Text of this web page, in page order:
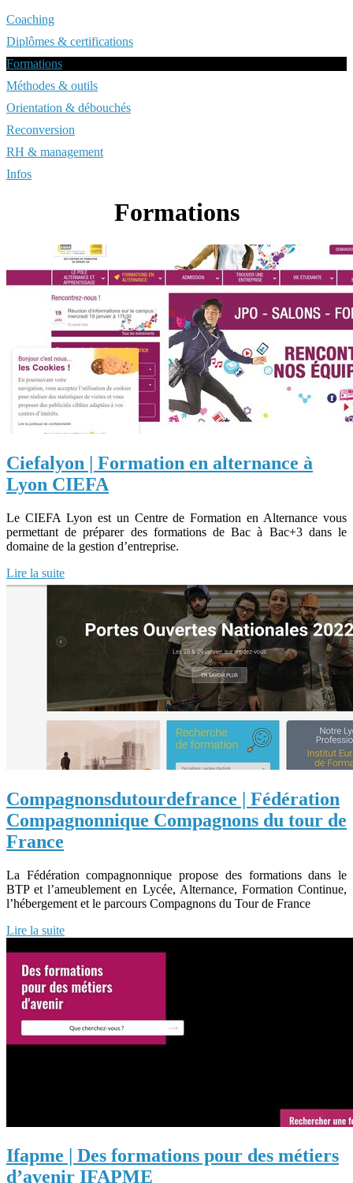
Coaching
Diplômes & certifications
Formations
Méthodes & outils
Orientation & débouchés
Reconversion
RH & management
Infos
Formations
Ciefalyon | Formation en alternance à
Lyon CIEFA
Le CIEFA Lyon est un Centre de Formation en Alternance vous
permettant de préparer des formations de Bac à Bac+3 dans le
domaine de la gestion d’entreprise.
Lire la suite
Com­pagnonsdu­tourdefran­ce | Fédération
Com­pagnon­ni­que Compagnons du tour de
France
La Fédération compagnonnique propose des formations dans le
BTP et l’ameublement en Lycée, Alternance, Formation Continue,
l’hébergement et le parcours Compagnons du Tour de France
Lire la suite
Ifapme | Des formations pour des métiers
d’avenir IFAPME